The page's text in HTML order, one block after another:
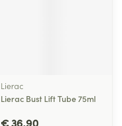
Lierac
Lierac Bust Lift Tube 75ml
€ 36,90